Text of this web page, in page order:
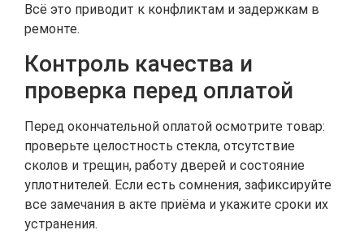
Всё это приводит к конфликтам и задержкам в
ремонте.
Контроль качества и
проверка перед оплатой
Перед окончательной оплатой осмотрите товар:
проверьте целостность стекла, отсутствие
сколов и трещин, работу дверей и состояние
уплотнителей. Если есть сомнения, зафиксируйте
все замечания в акте приёма и укажите сроки их
устранения.